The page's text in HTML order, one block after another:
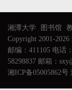
湘潭大学 图书馆
Copyright 2001-
邮编：411105 电话
58298837 邮箱：
湘ICP备05005862号